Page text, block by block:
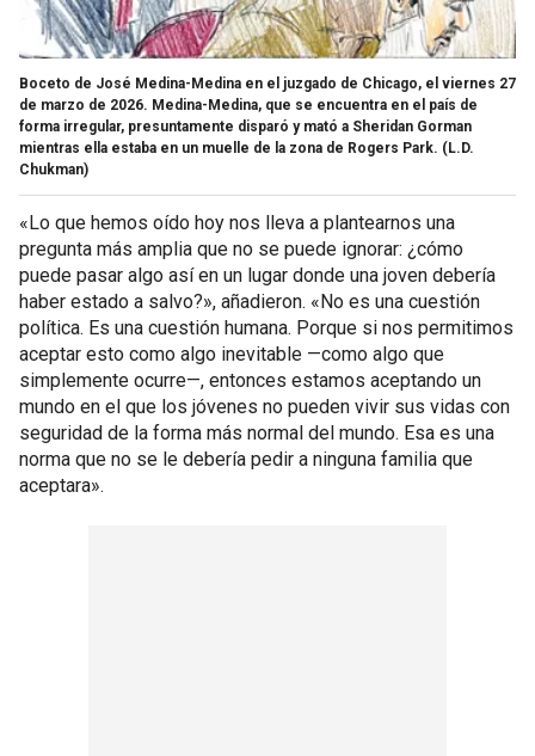
Boceto de José Medina-Medina en el juzgado de Chicago, el viernes 27
de marzo de 2026. Medina-Medina, que se encuentra en el país de
forma irregular, presuntamente disparó y mató a Sheridan Gorman
mientras ella estaba en un muelle de la zona de Rogers Park. (L.D.
Chukman)
«Lo que hemos oído hoy nos lleva a plantearnos una
pregunta más amplia que no se puede ignorar: ¿cómo
puede pasar algo así en un lugar donde una joven debería
haber estado a salvo?», añadieron. «No es una cuestión
política. Es una cuestión humana. Porque si nos permitimos
aceptar esto como algo inevitable —como algo que
simplemente ocurre—, entonces estamos aceptando un
mundo en el que los jóvenes no pueden vivir sus vidas con
seguridad de la forma más normal del mundo. Esa es una
norma que no se le debería pedir a ninguna familia que
aceptara».